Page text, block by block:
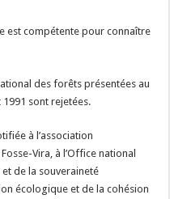
est compétente pour connaître
des forêts présentées au
1991 sont rejetées.
à l’association
Vira, à l’Office national
de la souveraineté
écologique et de la cohésion